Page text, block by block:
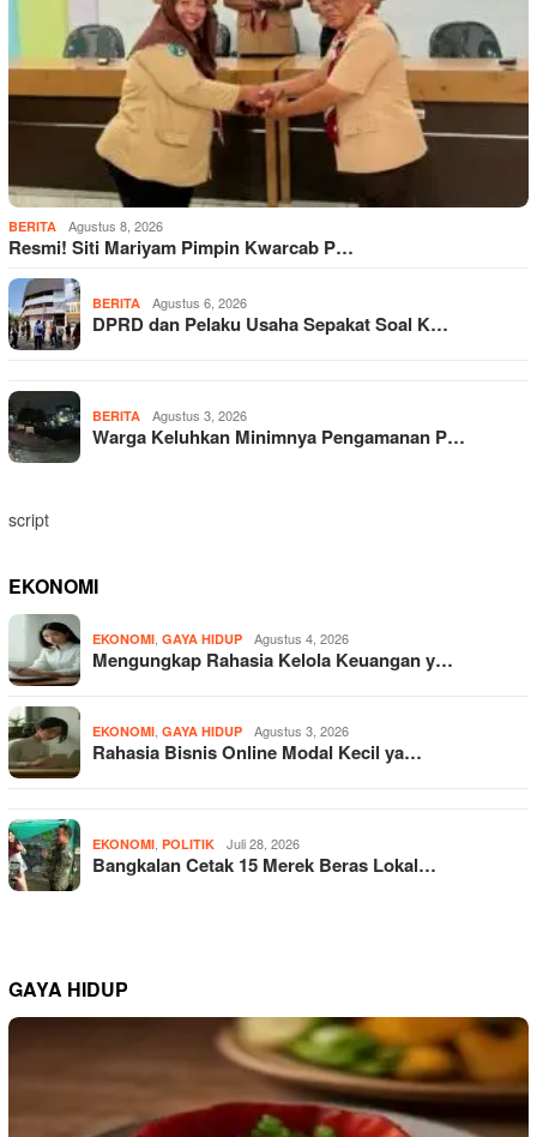
BERITA Agustus 8, 2026
Resmi! Siti Mariyam Pimpin Kwarcab P…
BERITA Agustus 6, 2026
DPRD dan Pelaku Usaha Sepakat Soal K…
BERITA Agustus 3, 2026
Warga Keluhkan Minimnya Pengamanan P…
script
EKONOMI
EKONOMI, GAYA HIDUP Agustus 4, 2026
Mengungkap Rahasia Kelola Keuangan y…
EKONOMI, GAYA HIDUP Agustus 3, 2026
Rahasia Bisnis Online Modal Kecil ya…
EKONOMI, POLITIK Juli 28, 2026
Bangkalan Cetak 15 Merek Beras Lokal…
GAYA HIDUP